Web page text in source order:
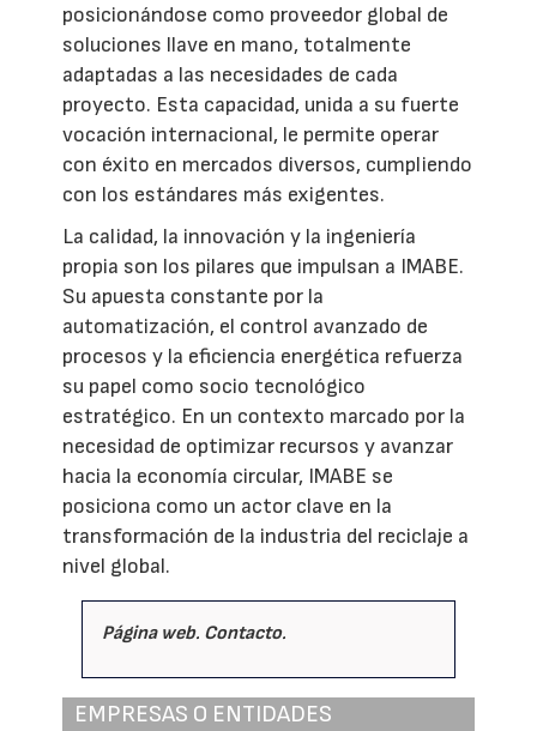
posicionándose como proveedor global de
soluciones llave en mano, totalmente
adaptadas a las necesidades de cada
proyecto. Esta capacidad, unida a su fuerte
vocación internacional, le permite operar
con éxito en mercados diversos, cumpliendo
con los estándares más exigentes.
La calidad, la innovación y la ingeniería
propia son los pilares que impulsan a IMABE.
Su apuesta constante por la
automatización, el control avanzado de
procesos y la eficiencia energética refuerza
su papel como socio tecnológico
estratégico. En un contexto marcado por la
necesidad de optimizar recursos y avanzar
hacia la economía circular, IMABE se
posiciona como un actor clave en la
transformación de la industria del reciclaje a
nivel global.
Página web. Contacto.
EMPRESAS O ENTIDADES